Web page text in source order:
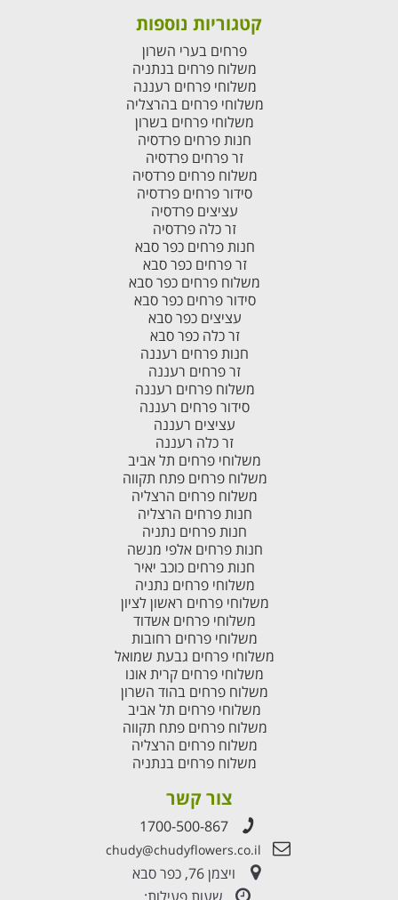
קטגוריות נוספות
פרחים בערי השרון
משלוח פרחים בנתניה
משלוחי פרחים רעננה
משלוחי פרחים בהרצליה
משלוחי פרחים בשרון
חנות פרחים פרדסיה
זר פרחים פרדסיה
משלוח פרחים פרדסיה
סידור פרחים פרדסיה
עציצים פרדסיה
זר כלה פרדסיה
חנות פרחים כפר סבא
זר פרחים כפר סבא
משלוח פרחים כפר סבא
סידור פרחים כפר סבא
עציצים כפר סבא
זר כלה כפר סבא
חנות פרחים רעננה
זר פרחים רעננה
משלוח פרחים רעננה
סידור פרחים רעננה
עציצים רעננה
זר כלה רעננה
משלוחי פרחים תל אביב
משלוח פרחים פתח תקווה
משלוח פרחים הרצליה
חנות פרחים הרצליה
חנות פרחים נתניה
חנות פרחים אלפי מנשה
חנות פרחים כוכב יאיר
משלוחי פרחים נתניה
משלוחי פרחים ראשון לציון
משלוחי פרחים אשדוד
משלוחי פרחים רחובות
משלוחי פרחים גבעת שמואל
משלוחי פרחים קרית אונו
משלוח פרחים בהוד השרון
משלוחי פרחים תל אביב
משלוח פרחים פתח תקווה
משלוח פרחים הרצליה
משלוח פרחים בנתניה
צור קשר
1700-500-867
chudy@chudyflowers.co.il
ויצמן 76, כפר סבא